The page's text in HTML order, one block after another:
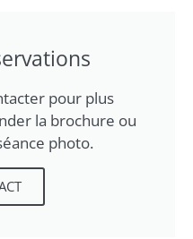
pour plus
la brochure ou
photo.